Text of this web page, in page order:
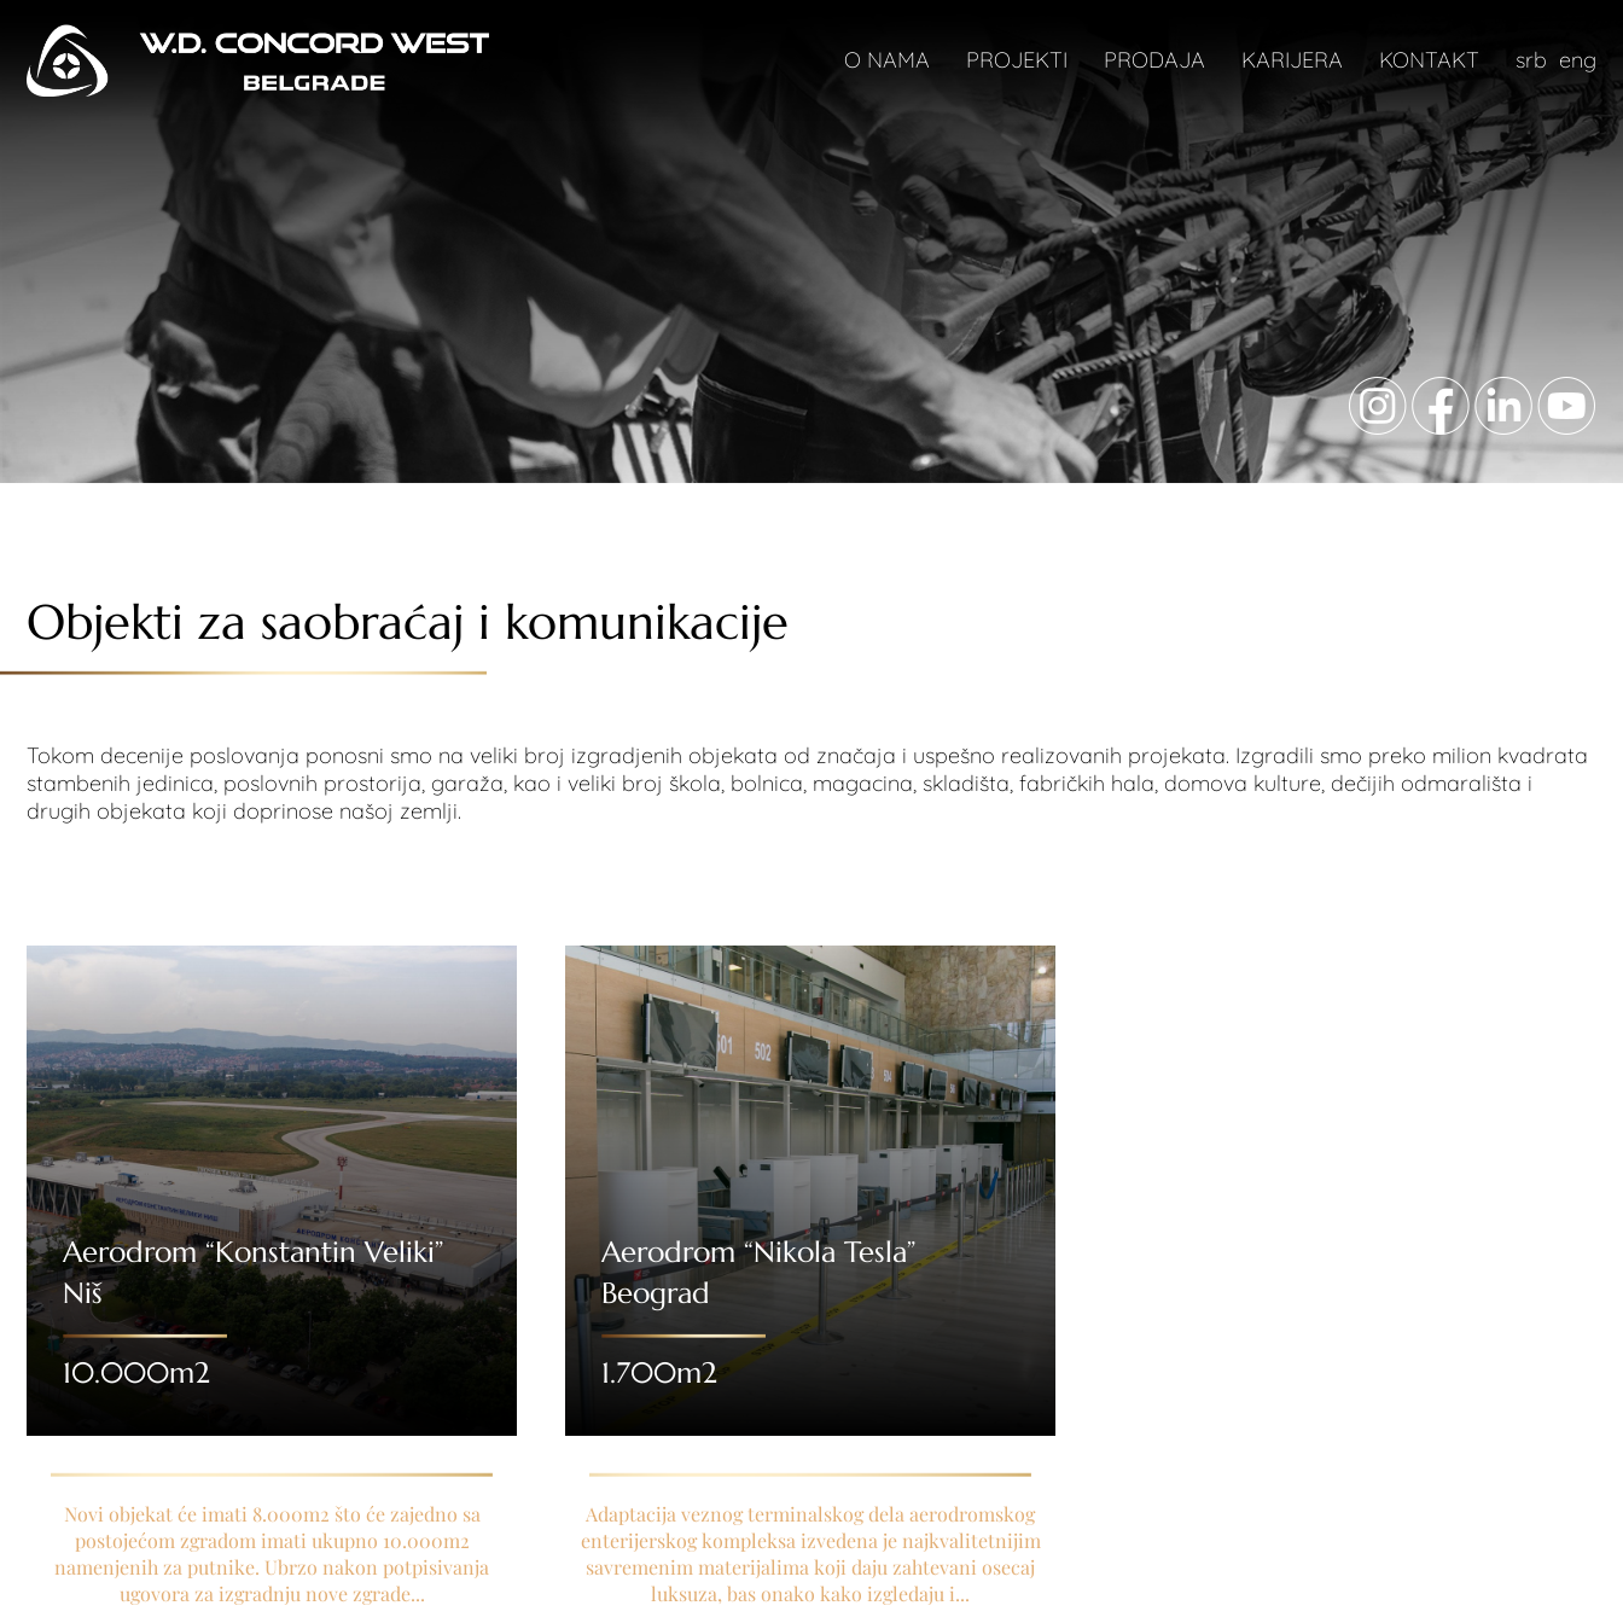
O NAMA PROJEKTI PRODAJA KARIJERA KONTAKT srb eng
Objekti za saobraćaj i komunikacije
Tokom decenije poslovanja ponosni smo na veliki broj izgradjenih objekata od značaja i uspešno realizovanih projekata. Izgradili smo preko milion kvadrata
stambenih jedinica, poslovnih prostorija, garaža, kao i veliki broj škola, bolnica, magacina, skladišta, fabričkih hala, domova kulture, dečijih odmarališta i
drugih objekata koji doprinose našoj zemlji.
Aerodrom “Konstantin Veliki”
Niš
10.000m2
Novi objekat će imati 8.000m2 što će zajedno sa
postojećom zgradom imati ukupno 10.000m2
namenjenih za putnike. Ubrzo nakon potpisivanja
ugovora za izgradnju nove zgrade...
Aerodrom “Nikola Tesla”
Beograd
1.700m2
Adaptacija veznog terminalskog dela aerodromskog
enterijerskog kompleksa izvedena je najkvalitetnijim
savremenim materijalima koji daju zahtevani osecaj
luksuza, bas onako kako izgledaju i...